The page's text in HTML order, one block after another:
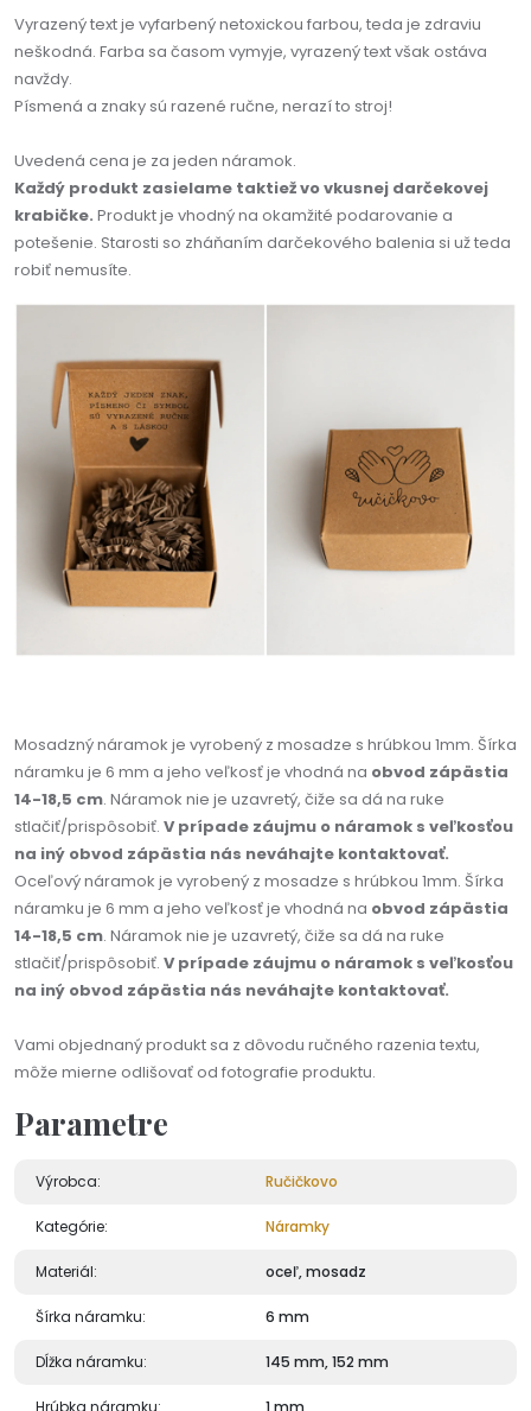
Vyrazený text je vyfarbený netoxickou farbou, teda je zdraviu
neškodná. Farba sa časom vymyje, vyrazený text však ostáva
navždy.
Písmená a znaky sú razené ručne, nerazí to stroj!
Uvedená cena je za jeden náramok.
Každý produkt zasielame taktiež vo vkusnej darčekovej
krabičke. Produkt je vhodný na okamžité podarovanie a
potešenie. Starosti so zháňaním darčekového balenia si už teda
robiť nemusíte.
Mosadzný náramok je vyrobený z mosadze s hrúbkou 1mm. Šírka
náramku je 6 mm a jeho veľkosť je vhodná na obvod zápästia
14-18,5 cm. Náramok nie je uzavretý, čiže sa dá na ruke
stlačiť/prispôsobiť. V prípade záujmu o náramok s veľkosťou
na iný obvod zápästia nás neváhajte kontaktovať.
Oceľový náramok je vyrobený z mosadze s hrúbkou 1mm. Šírka
náramku je 6 mm a jeho veľkosť je vhodná na obvod zápästia
14-18,5 cm. Náramok nie je uzavretý, čiže sa dá na ruke
stlačiť/prispôsobiť. V prípade záujmu o náramok s veľkosťou
na iný obvod zápästia nás neváhajte kontaktovať.
Vami objednaný produkt sa z dôvodu ručného razenia textu,
môže mierne odlišovať od fotografie produktu.
Parametre
Výrobca: Ručičkovo
Kategórie: Náramky
Materiál: oceľ, mosadz
Šírka náramku: 6 mm
Dĺžka náramku: 145 mm, 152 mm
Hrúbka náramku: 1 mm